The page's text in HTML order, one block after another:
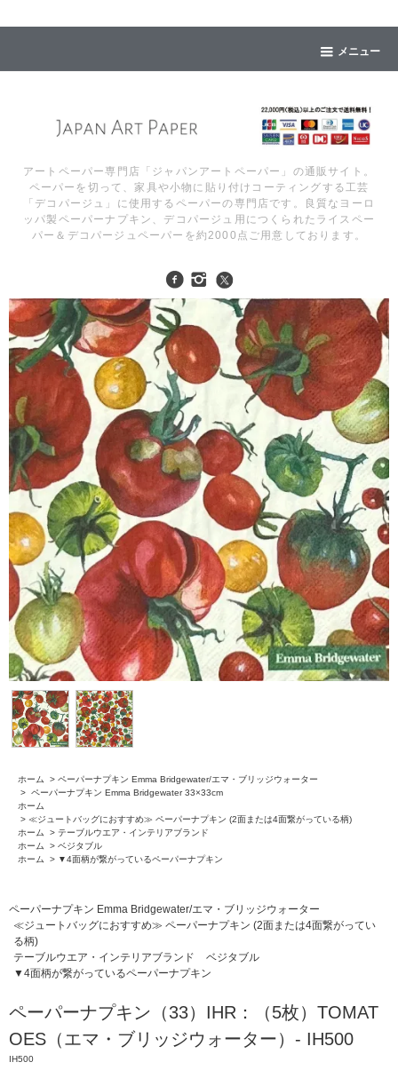
メニュー
アートペーパー専門店「ジャパンアートペーパー」の通販サイト。
ペーパーを切って、家具や小物に貼り付けコーティングする工芸
「デコパージュ」に使用するペーパーの専門店です。良質なヨーロ
ッパ製ペーパーナプキン、デコパージュ用につくられたライスペー
パー＆デコパージュペーパーを約2000点ご用意しております。
ホーム > ペーパーナプキン Emma Bridgewater/エマ・ブリッジウォーター
> ペーパーナプキン Emma Bridgewater 33×33cm
ホーム
> ≪ジュートバッグにおすすめ≫ ペーパーナプキン (2面または4面繋がっている柄)
ホーム
> テーブルウエア・インテリアブランド
ホーム
> ベジタブル
ホーム
> ▼4面柄が繋がっているペーパーナプキン
ペーパーナプキン Emma Bridgewater/エマ・ブリッジウォーター
≪ジュートバッグにおすすめ≫ ペーパーナプキン (2面または4面繋がってい
る柄)
テーブルウエア・インテリアブランド
ベジタブル
▼4面柄が繋がっているペーパーナプキン
ペーパーナプキン（33）IHR：（5枚）TOMAT
OES（エマ・ブリッジウォーター）- IH500
IH500